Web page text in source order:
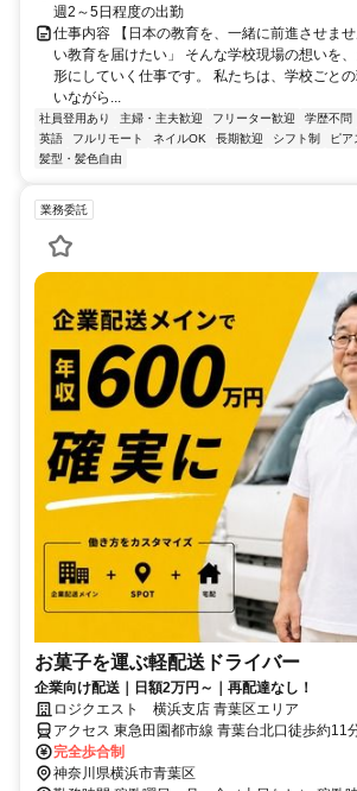
週2～5日程度の出勤
仕事内容 【日本の教育を、一緒に前進させま
い教育を届けたい」 そんな学校現場の想いを
形にしていく仕事です。 私たちは、学校ごと
いながら...
社員登用あり 主婦・主夫歓迎 フリーター歓迎 学歴不問
英語
フルリモート ネイルOK 長期歓迎 シフト制 ピア
髪型・髪色自由
業務委託
お菓子を運ぶ軽配送ドライバー
企業向け配送｜日額2万円～｜再配達なし！
ロジクエスト 横浜支店 青葉区エリア
アクセス 東急田園都市線 青葉台北口徒歩約11
が丘（神奈川県）正面口徒歩約23分、東急田園
分
完全歩合制
神奈川県横浜市青葉区